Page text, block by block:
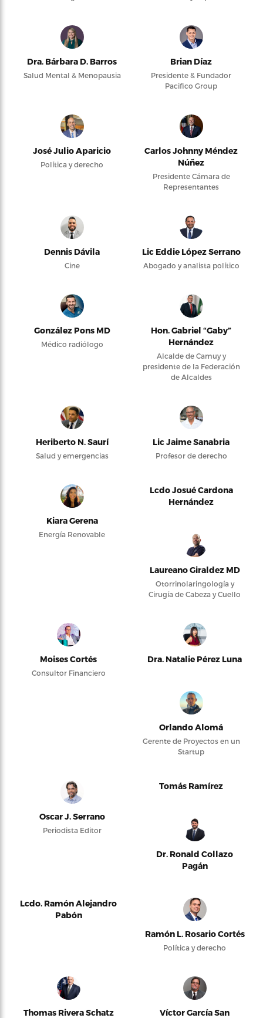
Dra. Bárbara D. Barros
Salud Mental & Menopausia
Brian Díaz
Presidente & Fundador
Pacifico Group
José Julio Aparicio
Política y derecho
Carlos Johnny Méndez
Núñez
Presidente Cámara de
Representantes
Dennis Dávila
Cine
Lic Eddie López Serrano
Abogado y analista político
González Pons MD
Médico radiólogo
Hon. Gabriel “Gaby”
Hernández
Alcalde de Camuy y
presidente de la Federación
de Alcaldes
Heriberto N. Saurí
Salud y emergencias
Lic Jaime Sanabria
Profesor de derecho
Kiara Gerena
Energía Renovable
Lcdo Josué Cardona
Hernández
Laureano Giraldez MD
Otorrinolaringología y
Cirugía de Cabeza y Cuello
Moises Cortés
Consultor Financiero
Dra. Natalie Pérez Luna
Orlando Alomá
Gerente de Proyectos en un
Startup
Oscar J. Serrano
Periodista Editor
Tomás Ramírez
Dr. Ronald Collazo
Pagán
Lcdo. Ramón Alejandro
Pabón
Ramón L. Rosario Cortés
Política y derecho
Thomas Rivera Schatz
Víctor García San